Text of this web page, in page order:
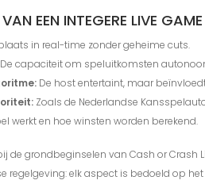
EEN INTEGERE LIVE
in real-time zonder geheime cuts.
De capaciteit om speluitkomsten
De host entertaint, maar
Zoals de Nederlandse
werkt en hoe winsten worden berekend.
de grondbeginselen van Cash or
elk aspect is bedoeld op